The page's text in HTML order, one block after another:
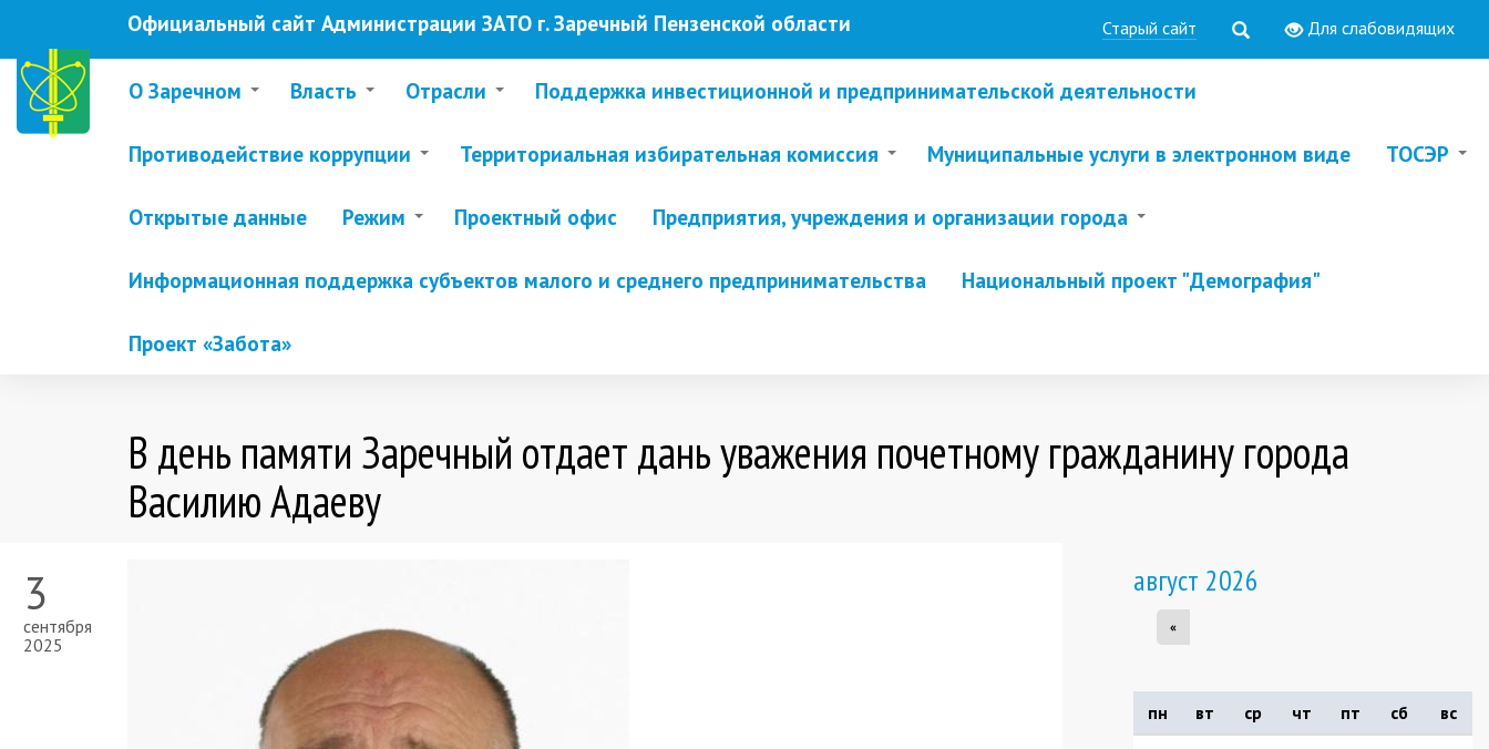
основному
содержанию
Официальный сайт Администрации ЗАТО г. Заречный Пензенской области Старый сайт Для слабовидящих
О Заречном Власть Отрасли Поддержка инвестиционной и предпринимательской деятельности
Противодействие коррупции Территориальная избирательная комиссия Муниципальные услуги в электронном виде ТОСЭР
Открытые данные Режим Проектный офис Предприятия, учреждения и организации города
Информационная поддержка субъектов малого и среднего предпринимательства Национальный проект "Демография"
Проект «Забота»
В день памяти Заречный отдает дань уважения почетному гражданину города
Василию Адаеву
3
сентября
2025
август 2026
«
пн вт ср чт пт сб
вс